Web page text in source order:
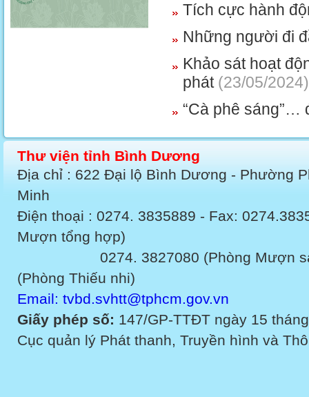
Tích cực hành
Những người đi
Khảo sát hoạt
phát(23/05/2024)
“Cà phê sáng”…
Thư viện tỉnh Bình Dương
Địa chỉ : 622 Đại lộ Bình Dương - Phường
Minh
Điện thoại : 0274. 3835889 - Fax:
Mượn tổng hợp)
0274. 3827080 (Phòng Mượn sách
(Phòng Thiếu nhi)
Email: tvbd.svhtt@tphcm.gov.vn
Giấy phép số: 147/GP-TTĐT ngày 15
Cục quản lý Phát thanh, Truyền hình và